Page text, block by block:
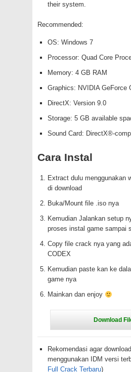
their system.
Recommended:
OS: Windows 7
Processor: Quad Core
Memory: 4 GB RAM
Graphics: NVIDIA GeForce
DirectX: Version 9.0
Storage: 5 GB available
Sound Card: DirectX®-
Cara Instal
Extract dulu menggunakan
di download
Buka/Mount file .iso nya
Kemudian Jalankan setup
proses instal game sampai
Copy file crack nya yang
CODEX
Kemudian paste kan ke
game nya
Mainkan dan enjoy
Rekomendasi agar
menggunakan IDM versi
Full Crack Terbaru)